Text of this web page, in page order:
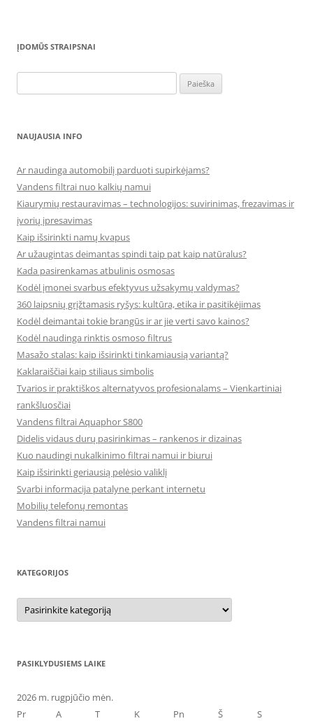
ĮDOMŪS STRAIPSNAI
NAUJAUSIA INFO
Ar naudinga automobilį parduoti supirkėjams?
Vandens filtrai nuo kalkių namui
Kiaurymių restauravimas – technologijos: suvirinimas, frezavimas ir
įvorių įpresavimas
Kaip išsirinkti namų kvapus
Ar užaugintas deimantas spindi taip pat kaip natūralus?
Kada pasirenkamas atbulinis osmosas
Kodėl įmonei svarbus efektyvus užsakymų valdymas?
360 laipsnių grįžtamasis ryšys: kultūra, etika ir pasitikėjimas
Kodėl deimantai tokie brangūs ir ar jie verti savo kainos?
Kodėl naudinga rinktis osmoso filtrus
Masažo stalas: kaip išsirinkti tinkamiausią variantą?
Kaklaraiščiai kaip stiliaus simbolis
Tvarios ir praktiškos alternatyvos profesionalams – Vienkartiniai
rankšluosčiai
Vandens filtrai Aquaphor S800
Didelis vidaus durų pasirinkimas – rankenos ir dizainas
Kuo naudingi nukalkinimo filtrai namui ir biurui
Kaip išsirinkti geriausią pelėsio valiklį
Svarbi informacija patalyne perkant internetu
Mobilių telefonų remontas
Vandens filtrai namui
KATEGORIJOS
Kategorijos
PASIKLYDUSIEMS LAIKE
2026 m. rugpjūčio mėn.
Pr
A T K Pn Š
S